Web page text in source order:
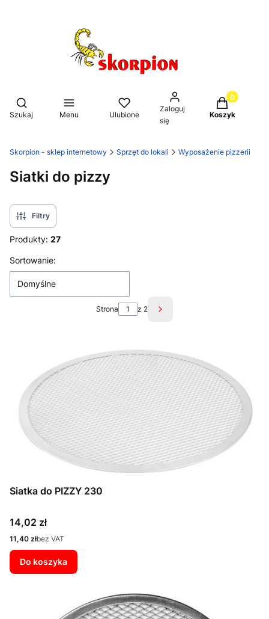
Otwórz wyszukiwarkę
Szukaj Menu Ulubione
Zaloguj
się
Produkty w
Koszyk
Skorpion - sklep internetowy Sprzęt do lokali Wyposażenie pizzerii
Siatki do pizzy
Filtry
Produkty: 27
Lista produktów
Sortowanie:
Domyślne
Strona z 2 Następne produkty
Siatka do PIZZY 230
Cena
14,02 zł
Cena
11,40 złbez VAT
Do koszyka